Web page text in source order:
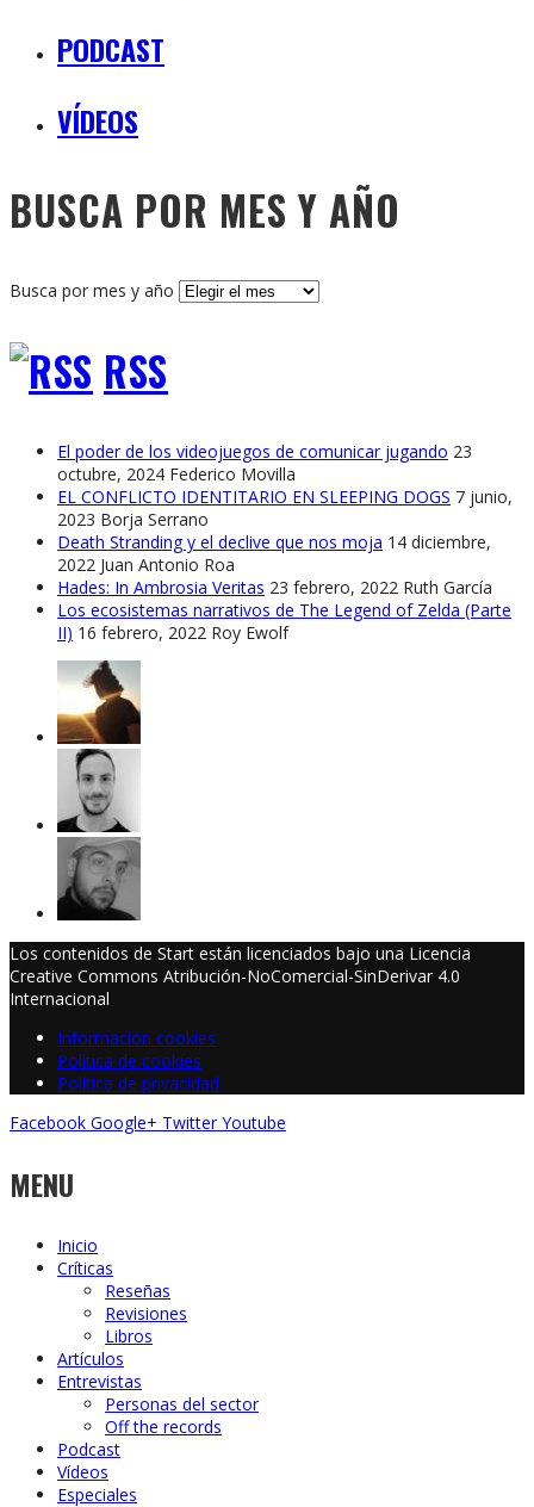
PODCAST
VÍDEOS
BUSCA POR MES Y AÑO
Busca por mes y año
RSS
El poder de los videojuegos de comunicar jugando 23
octubre, 2024 Federico Movilla
EL CONFLICTO IDENTITARIO EN SLEEPING DOGS 7 junio,
2023 Borja Serrano
Death Stranding y el declive que nos moja 14 diciembre,
2022 Juan Antonio Roa
Hades: In Ambrosia Veritas 23 febrero, 2022 Ruth García
Los ecosistemas narrativos de The Legend of Zelda (Parte
II) 16 febrero, 2022 Roy Ewolf
Los contenidos de Start están licenciados bajo una Licencia
Creative Commons Atribución-NoComercial-SinDerivar 4.0
Internacional
Información cookies
Política de cookies
Política de privacidad
Facebook Google+ Twitter Youtube
MENU
Inicio
Críticas
Reseñas
Revisiones
Libros
Artículos
Entrevistas
Personas del sector
Off the records
Podcast
Vídeos
Especiales